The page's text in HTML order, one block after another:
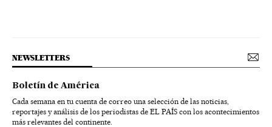
NEWSLETTERS
Boletín de América
Cada semana en tu cuenta de correo una selección de las noticias,
reportajes y análisis de los periodistas de EL PAÍS con los acontecimientos
más relevantes del continente.